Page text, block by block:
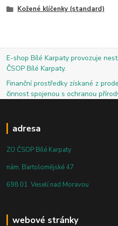
Kožené klíčenky (standard)
E-shop Bílé Karpaty provozuje
ČSOP Bílé Karpaty.
Finanční prostředky získané z
činnost spojenou s ochranou
adresa
ZO ČSOP Bílé Karpaty
nám. Bartolomějské 47
698 01 Veselí nad Moravou
webové stránky